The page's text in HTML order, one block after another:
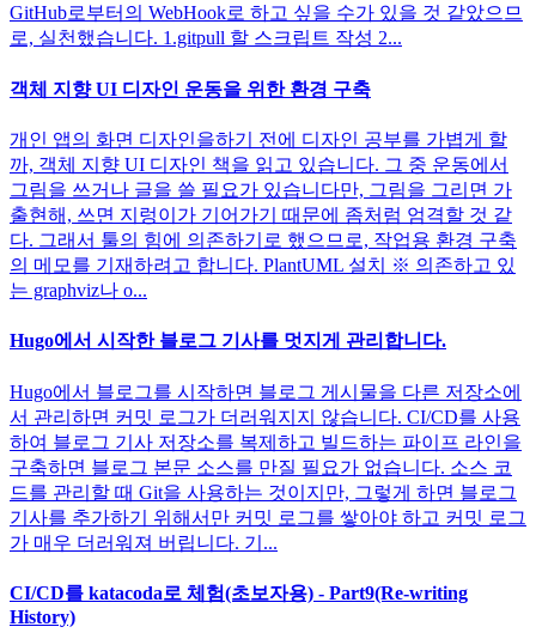
GitHub로부터의 WebHook로 하고 싶을 수가 있을 것 같았으므
로, 실천했습니다. 1.gitpull 할 스크립트 작성 2...
객체 지향 UI 디자인 운동을 위한 환경 구축
개인 앱의 화면 디자인을하기 전에 디자인 공부를 가볍게 할
까, 객체 지향 UI 디자인 책을 읽고 있습니다. 그 중 운동에서
그림을 쓰거나 글을 쓸 필요가 있습니다만, 그림을 그리면 가
출현해, 쓰면 지렁이가 기어가기 때문에 좀처럼 엄격할 것 같
다. 그래서 툴의 힘에 의존하기로 했으므로, 작업용 환경 구축
의 메모를 기재하려고 합니다. PlantUML 설치 ※ 의존하고 있
는 graphviz나 o...
Hugo에서 시작한 블로그 기사를 멋지게 관리합니다.
Hugo에서 블로그를 시작하면 블로그 게시물을 다른 저장소에
서 관리하면 커밋 로그가 더러워지지 않습니다. CI/CD를 사용
하여 블로그 기사 저장소를 복제하고 빌드하는 파이프 라인을
구축하면 블로그 본문 소스를 만질 필요가 없습니다. 소스 코
드를 관리할 때 Git을 사용하는 것이지만, 그렇게 하면 블로그
기사를 추가하기 위해서만 커밋 로그를 쌓아야 하고 커밋 로그
가 매우 더러워져 버립니다. 기...
CI/CD를 katacoda로 체험(초보자용) - Part9(Re-writing
History)